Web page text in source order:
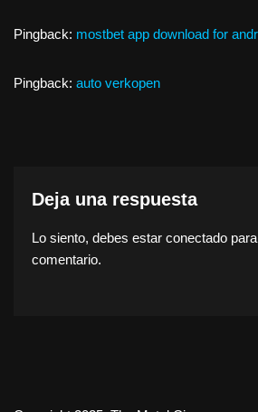
Pingback: mostbet app download for
Pingback: auto verkopen
Deja una respuesta
Lo siento, debes estar conectado
comentario.